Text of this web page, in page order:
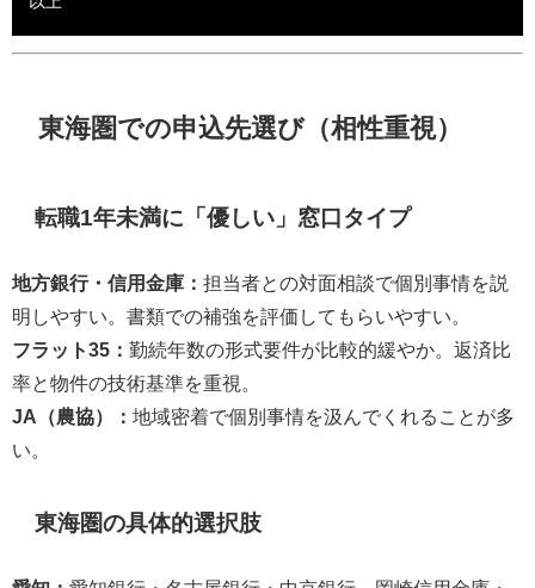
東海圏での申込先選び（相性重視）
転職1年未満に「優しい」窓口タイプ
地方銀行・信用金庫： 担当者との対面相談で個別事情を説
明しやすい。書類での補強を評価してもらいやすい。
フラット35： 勤続年数の形式要件が比較的緩やか。返済比
率と物件の技術基準を重視。
JA（農協）： 地域密着で個別事情を汲んでくれることが多
い。
東海圏の具体的選択肢